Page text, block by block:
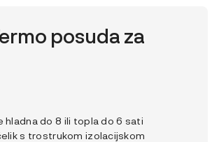
posuda za
hladna do 8 ili topla do 6 sati
s trostrukom izolacijskom